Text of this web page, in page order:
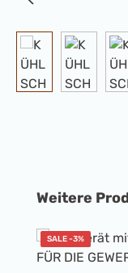
Weitere
SALE -3%